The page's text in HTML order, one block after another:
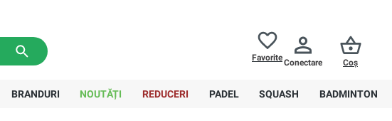
FavoriteConectare Coș
BRANDURI NOUTĂȚI REDUCERI PADEL SQUASH BADMINTON